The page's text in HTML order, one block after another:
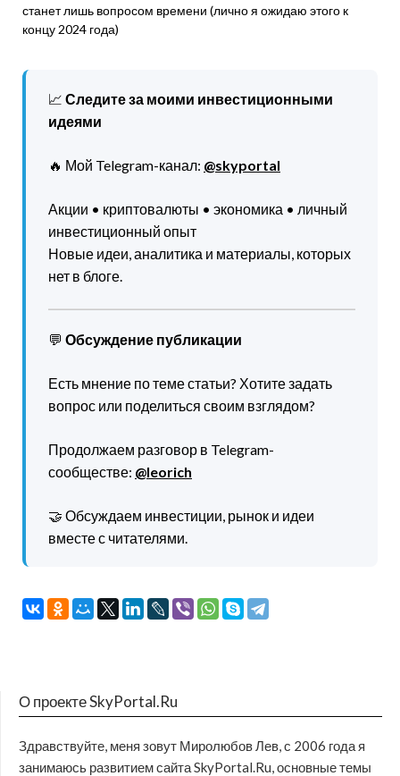
станет лишь вопросом времени (лично я ожидаю этого к
концу 2024 года)
📈 Следите за моими инвестиционными
идеями
🔥 Мой Telegram-канал: @skyportal
Акции • криптовалюты • экономика • личный
инвестиционный опыт
Новые идеи, аналитика и материалы, которых
нет в блоге.
💬 Обсуждение публикации
Есть мнение по теме статьи? Хотите задать
вопрос или поделиться своим взглядом?
Продолжаем разговор в Telegram-
сообществе: @leorich
🤝 Обсуждаем инвестиции, рынок и идеи
вместе с читателями.
О проекте SkyPortal.Ru
Здравствуйте, меня зовут Миролюбов Лев, с 2006 года я
занимаюсь развитием сайта SkyPortal.Ru, основные темы